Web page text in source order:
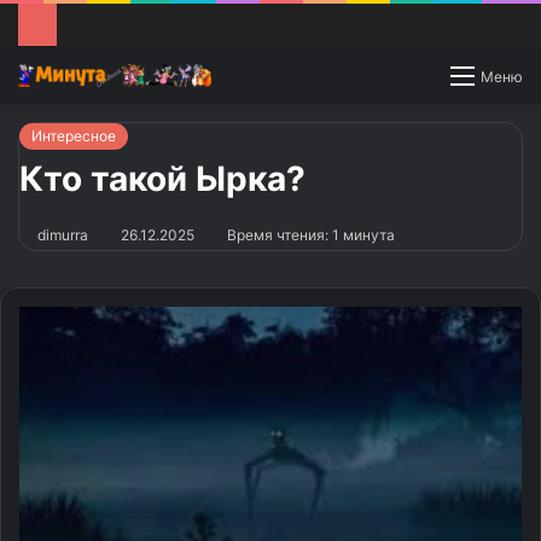
Меню
Switch
Интересное
Кто такой Ырка?
dimurra 26.12.2025 Время чтения: 1 минута